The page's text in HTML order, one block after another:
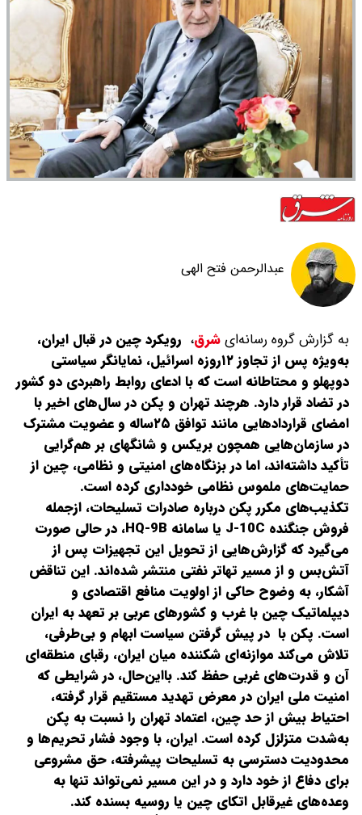
عبدالرحمن فتح الهی
به گزارش گروه رسانه‌ایشرق، رویکرد چین در قبال ایران،
به‌ویژه پس از تجاوز ۱۲‌روزه اسرائیل، نمایانگر سیاستی
دوپهلو و محتاطانه است که با ادعای روابط راهبردی دو کشور
در تضاد قرار دارد. هرچند تهران و پکن در سال‌های اخیر با
امضای قراردادهایی مانند توافق ۲۵‌ساله و عضویت مشترک
در سازمان‌هایی همچون بریکس و شانگهای بر هم‌گرایی
تأکید داشته‌اند، اما در بزنگاه‌های امنیتی و نظامی، چین از
حمایت‌های ملموس نظامی خودداری کرده است.
تکذیب‌های مکرر پکن درباره صادرات تسلیحات، از‌جمله
فروش جنگنده J-10C یا سامانه HQ-9B، در حالی صورت
می‌گیرد که گزارش‌هایی از تحویل این تجهیزات پس از
آتش‌بس و از مسیر تهاتر نفتی منتشر شده‌اند. این تناقض
آشکار، به‌ وضوح حاکی از اولویت منافع اقتصادی و
دیپلماتیک چین با غرب و کشورهای عربی بر تعهد به ایران
است. پکن با در پیش گرفتن سیاست ابهام و بی‌طرفی،
تلاش می‌کند موازنه‌ای شکننده میان ایران، رقبای منطقه‌ای
آن و قدرت‌های غربی حفظ کند. با‌این‌حال، در شرایطی که
امنیت ملی ایران در معرض تهدید مستقیم قرار گرفته،
احتیاط بیش از حد چین، اعتماد تهران را نسبت به پکن
به‌شدت متزلزل کرده است. ایران، با وجود فشار تحریم‌ها و
محدودیت دسترسی به تسلیحات پیشرفته، حق مشروعی
برای دفاع از خود دارد و در این مسیر نمی‌تواند تنها به
وعده‌های غیرقابل‌ اتکای چین یا روسیه بسنده کند.